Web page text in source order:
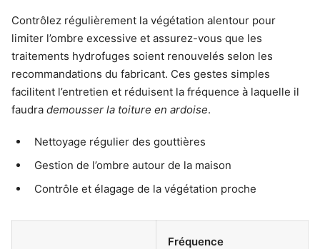
Contrôlez régulièrement la végétation alentour pour
limiter l’ombre excessive et assurez-vous que les
traitements hydrofuges soient renouvelés selon les
recommandations du fabricant. Ces gestes simples
facilitent l’entretien et réduisent la fréquence à laquelle il
faudra demousser la toiture en ardoise.
Nettoyage régulier des gouttières
Gestion de l’ombre autour de la maison
Contrôle et élagage de la végétation proche
Fréquence